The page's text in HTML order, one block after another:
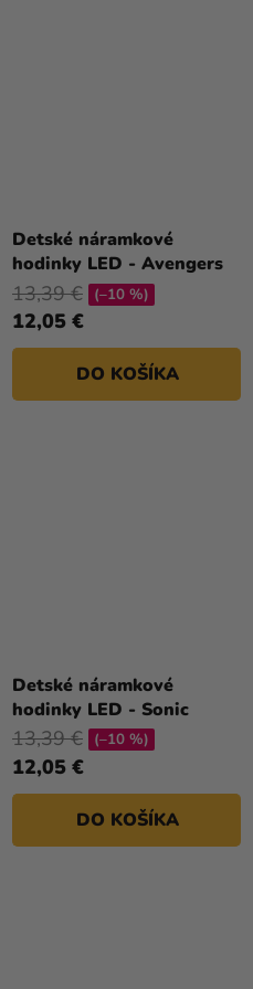
Detské náramkové
hodinky LED - Avengers
12,05 €
13,39 € (–10 %)
DO KOŠÍKA
Detské náramkové
hodinky LED - Sonic
12,05 €
13,39 € (–10 %)
DO KOŠÍKA